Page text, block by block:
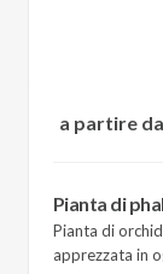
a partire da
Pianta di
Pianta di
apprezzata in